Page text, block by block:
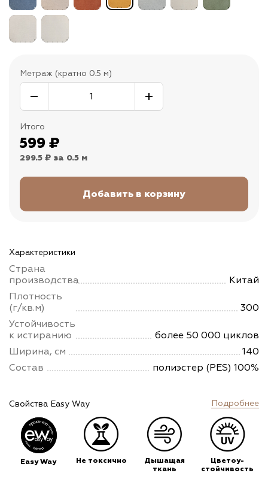
Метраж (кратно 0.5 м)
Итого
599 ₽
299.5 ₽ за 0.5 м
Характеристики
Страна
производства
Китай
Плотность
(г/кв.м)
300
Устойчивость
к истиранию
более 50 000 циклов
Ширина, см
140
Состав
полиэстер (PES) 100%
Свойства Easy Way Подробнее
Easy Way Не токсично
Дышащая
ткань
Цветоу-
стойчивость